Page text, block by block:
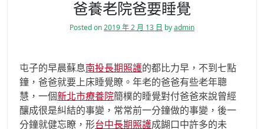
爸養老院爸要睡覺
Posted on2019 年 2 月 13 日 byadmin
屯子的早晨蘇息南投長期照護的都比力早，不到七點
鐘，爸爸就要上床睡覺瞭。年老的爸爸有些老年聰
慧，一個新北市療養院簡樸的睡覺對付爸爸來說曾經
釀成很是糾結的事變，常常前一分鐘做的事變，後一
分鐘就健忘瞭，形台中長期照護成餬口中許多的未